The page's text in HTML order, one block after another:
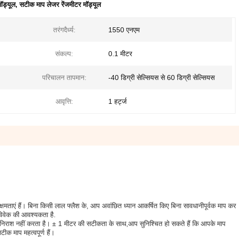
,सटीक माप लेजर रेंजमीटर मॉड्यूल
तरंगदैर्ध्य: 1550 एनएम
संकल्प: 0.1 मीटर
परिचालन तापमान: -40 डिग्री सेल्सियस से 60 डिग्री सेल्सियस
आवृत्ति: 1 हर्ट्ज
हैं। बिना किसी लाल फ्लैश के, आप अवांछित ध्यान आकर्षित किए बिना सावधानीपूर्वक माप कर
की आवश्यकता है.
नहीं करता है। ± 1 मीटर की सटीकता के साथ,आप सुनिश्चित हो सकते हैं कि आपके माप
माप महत्वपूर्ण हैं।